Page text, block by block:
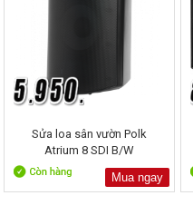
Sửa loa sân vườn Polk
Atrium 8 SDI B/W
Mua ngay